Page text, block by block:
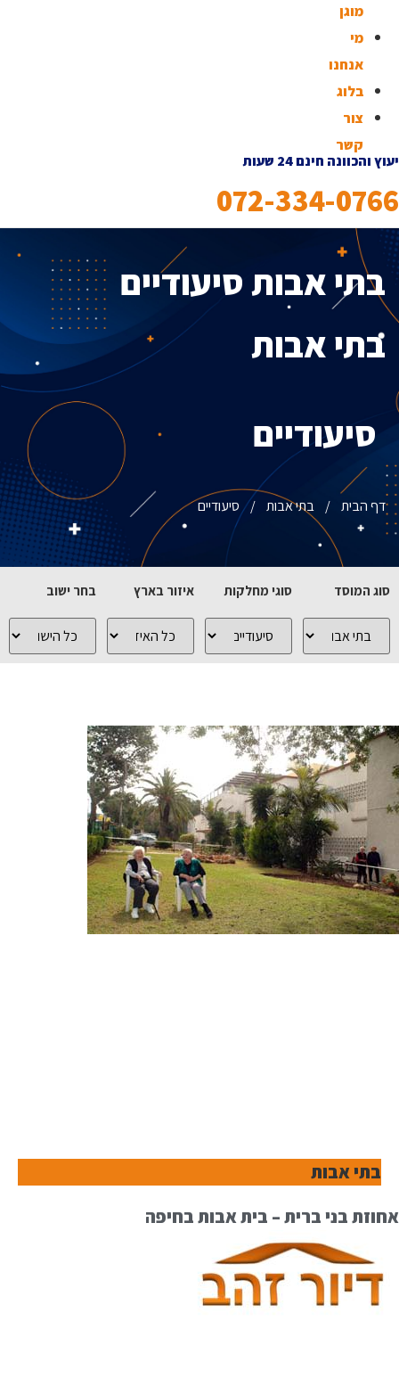
מוגן
מי
אנחנו
בלוג
צור
קשר
יעוץ והכוונה חינם 24 שעות
072-334-0766
בתי אבות סיעודיים
בתי אבות
סיעודיים
דף הבית / בתי אבות /סיעודיים
סוג המוסד
כל
סוגי
המוסדות
סוגי מחלקות
כל
סוגי
המחלקות
איזור בארץ
כל
האיזורים
בארץ
בחר ישוב
כל
הישובים
בתי אבות
אחוזת בני ברית – בית אבות בחיפה